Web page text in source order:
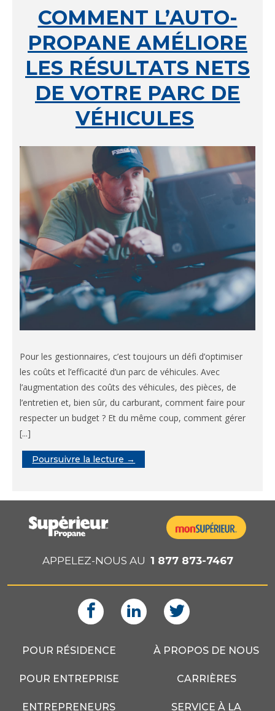
COMMENT L’AUTO-
PROPANE AMÉLIORE
LES RÉSULTATS NETS
DE VOTRE PARC DE
VÉHICULES
Pour les gestionnaires, c’est toujours un défi d’optimiser
les coûts et l’efficacité d’un parc de véhicules. Avec
l’augmentation des coûts des véhicules, des pièces, de
l’entretien et, bien sûr, du carburant, comment faire pour
respecter un budget ? Et du même coup, comment gérer
[...]
Poursuivre la lecture →
APPELEZ-NOUS AU 1 877 873-7467
POUR RÉSIDENCE
POUR ENTREPRISE
ENTREPRENEURS
À PROPOS DE NOUS
CARRIÈRES
SERVICE À LA